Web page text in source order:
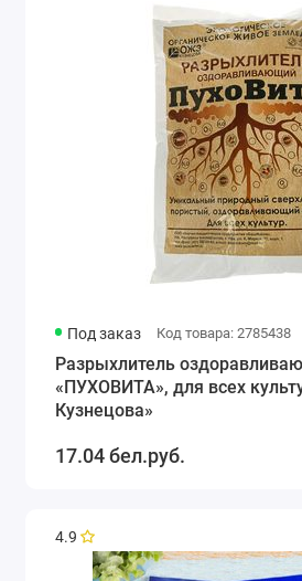
Под заказ Код товара: 2785438
Разрыхлитель
«ПУХОВИТА», для всех
Кузнецова»
17.04 бел.руб.
4.9